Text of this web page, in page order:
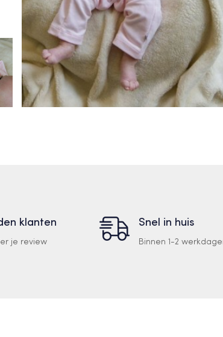
klanten
je review
Snel in huis
Binnen 1-2